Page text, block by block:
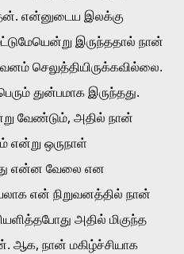
என்னுடைய இலக்கு
இருந்ததால் நான்
செலுத்தியிருக்கவில்லை.
துன்பமாக இருந்தது.
வேண்டும், அதில் நான்
என்று ஒருநாள்
என்ன வேலை என
என் நிறுவனத்தில் நான்
அதில் மிகுந்த
ஆக, நான் மகிழ்ச்சியாக